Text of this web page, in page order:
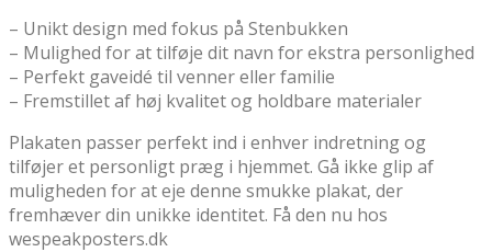
– Unikt design med fokus på Stenbukken
– Mulighed for at tilføje dit navn for ekstra personlighed
– Perfekt gaveidé til venner eller familie
– Fremstillet af høj kvalitet og holdbare materialer
Plakaten passer perfekt ind i enhver indretning og
tilføjer et personligt præg i hjemmet. Gå ikke glip af
muligheden for at eje denne smukke plakat, der
fremhæver din unikke identitet. Få den nu hos
wespeakposters.dk